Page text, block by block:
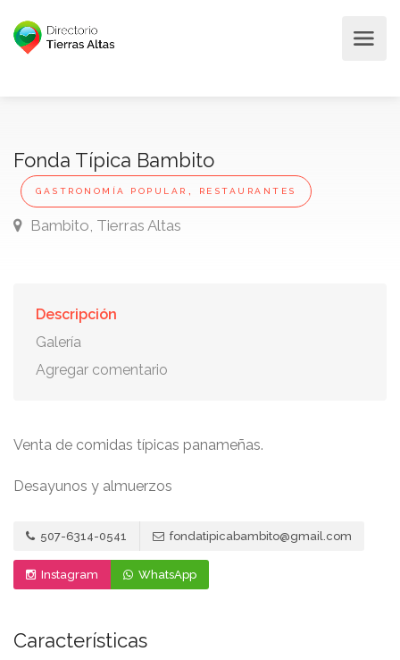
Fonda Típica Bambito
GASTRONOMÍA POPULAR , RESTAURANTES
Bambito, Tierras Altas
Descripción
Galería
Agregar comentario
Venta de comidas típicas panameñas.
Desayunos y almuerzos
507-6314-0541 fondatipicabambito@gmail.com
Instagram WhatsApp
Características